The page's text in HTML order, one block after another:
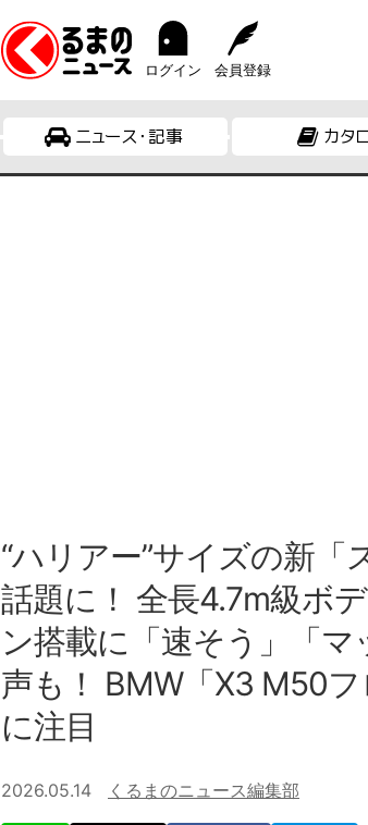
ログイン 会員登録
ニュース・記事 カタ
“ハリアー”サイズの新「
話題に！ 全長4.7m級ボ
ン搭載に「速そう」「
声も！ BMW「X3 M50
に注目
2026.05.14 くるまのニュース編集部